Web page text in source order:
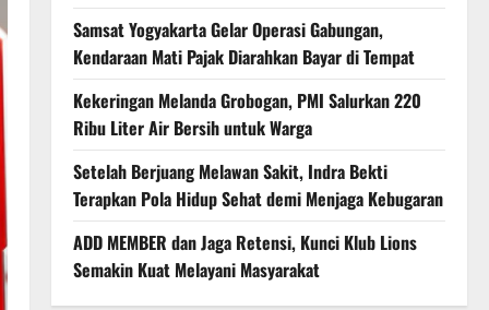
Samsat Yogyakarta Gelar Operasi Gabungan,
Kendaraan Mati Pajak Diarahkan Bayar di Tempat
Kekeringan Melanda Grobogan, PMI Salurkan 220
Ribu Liter Air Bersih untuk Warga
Setelah Berjuang Melawan Sakit, Indra Bekti
Terapkan Pola Hidup Sehat demi Menjaga Kebugaran
ADD MEMBER dan Jaga Retensi, Kunci Klub Lions
Semakin Kuat Melayani Masyarakat